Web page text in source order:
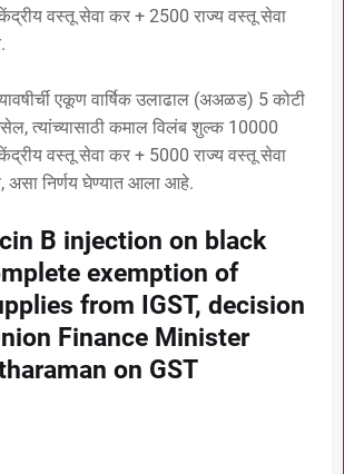
वस्तू सेवा कर + 2500 राज्य वस्तू सेवा
एकूण वार्षिक उलाढाल (अअळड) 5 कोटी
त्यांच्यासाठी कमाल विलंब शुल्क 10000
वस्तू सेवा कर + 5000 राज्य वस्तू सेवा
असा निर्णय घेण्यात आला आहे.
B injection on black
exemption of
from IGST, decision
Finance Minister
on GST